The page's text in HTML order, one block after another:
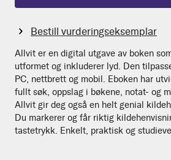
Bestill vurderingseksemplar
Allvit er en digital utgave av boken
utformet og inkluderer lyd. Den
PC, nettbrett og mobil. Eboken har
fullt søk, oppslag i bøkene, notat- og
Allvit gir deg også en helt genial
Du markerer og får riktig
tastetrykk. Enkelt, praktisk og